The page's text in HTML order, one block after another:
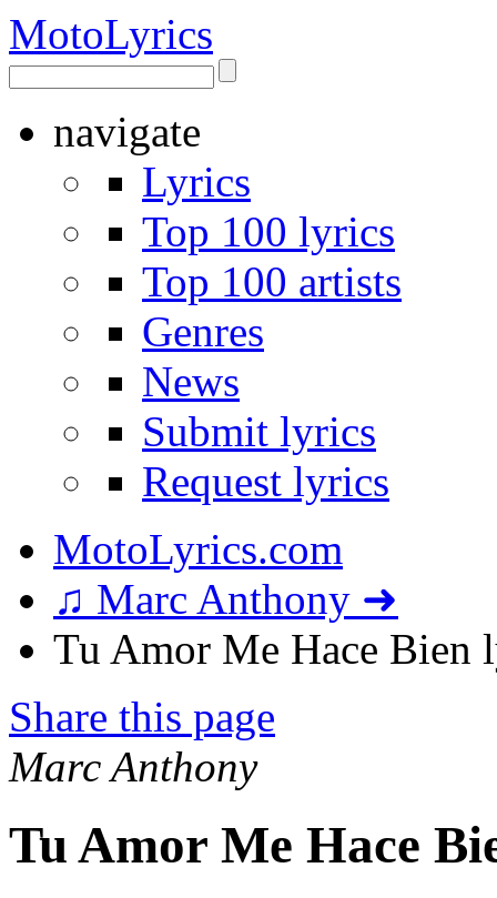
MotoLyrics
navigate
Lyrics
Top 100 lyrics
Top 100 artists
Genres
News
Submit lyrics
Request lyrics
MotoLyrics.com
♫ Marc Anthony ➜
Tu Amor Me Hace Bien
Share this page
Marc Anthony
Tu Amor Me Hace